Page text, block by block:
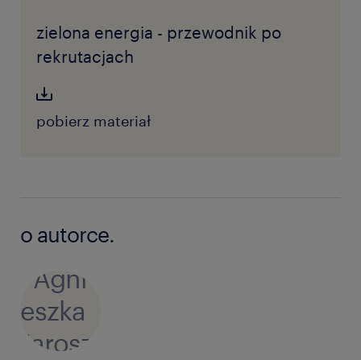
zielona energia - przewodnik po
rekrutacjach
pobierz materiał
o autorce.